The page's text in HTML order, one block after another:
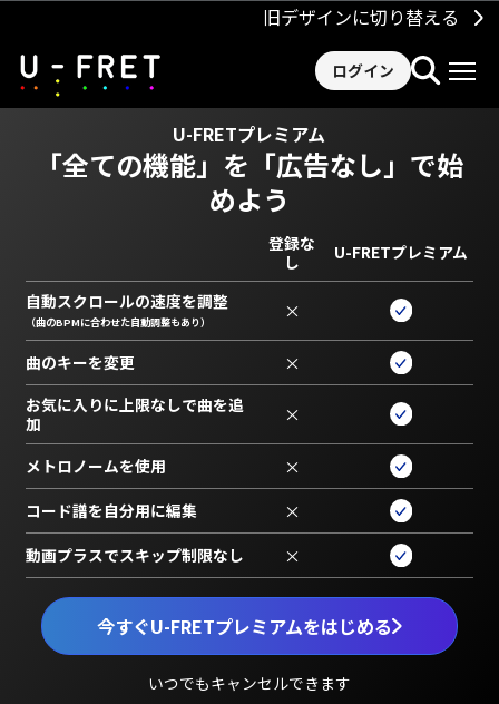
旧デザインに切り替える
ログイン
U-FRETプレミアム
「全ての機能」を 「広告なし」で始
めよう
今すぐU-FRETプレミアムをはじめる
いつでもキャンセルできます
登録な
し
U-FRETプレミアム
自動スクロールの速度を調整
（曲のBPMに合わせた自動調整もあり） ×
曲のキーを変更 ×
お気に入りに上限なしで曲を追
加
×
メトロノームを使用 ×
コード譜を自分用に編集 ×
動画プラスでスキップ制限なし ×